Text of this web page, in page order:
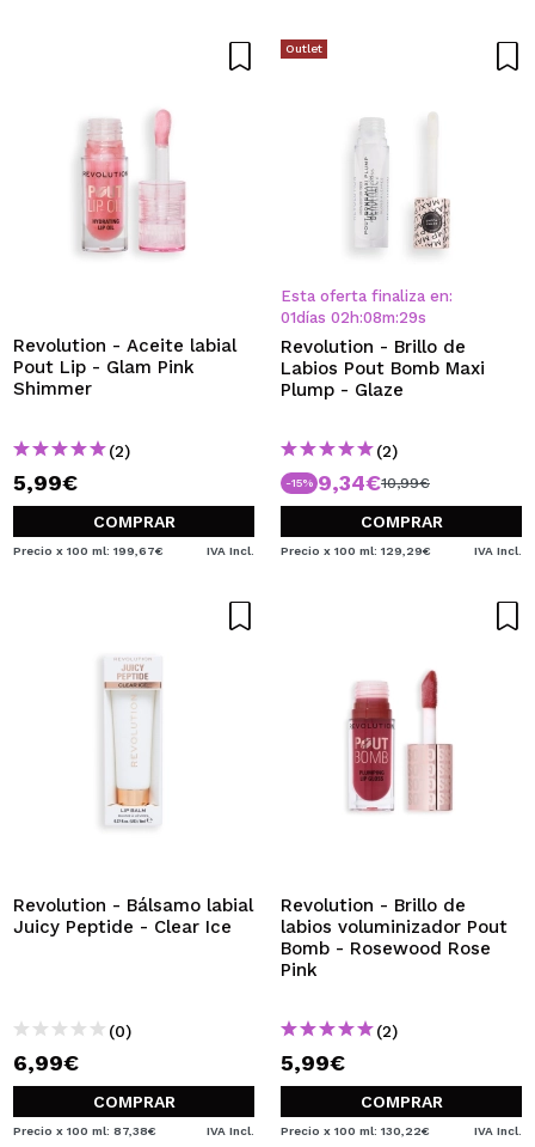
Revolution - Aceite labial
Pout Lip - Glam Pink
Shimmer
(2)
5,99€
COMPRAR
Precio x 100 ml: 199,67€ IVA Incl.
Outlet
Esta oferta finaliza en:
01días 02 h:08m:28s
Revolution - Brillo de
Labios Pout Bomb Maxi
Plump - Glaze
(2)
-15% 9,34€10,99€
COMPRAR
Precio x 100 ml: 129,29€ IVA Incl.
Revolution - Bálsamo labial
Juicy Peptide - Clear Ice
(0)
6,99€
COMPRAR
Precio x 100 ml: 87,38€ IVA Incl.
Revolution - Brillo de
labios voluminizador Pout
Bomb - Rosewood Rose
Pink
(2)
5,99€
COMPRAR
Precio x 100 ml: 130,22€ IVA Incl.